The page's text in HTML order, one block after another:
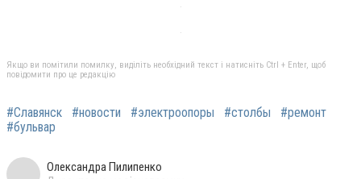
Якщо ви помітили помилку, виділіть необхідний текст і натисніть Ctrl + Enter, щоб
повідомити про це редакцію
#Славянск #новости #электроопоры #столбы
#ремонт
#бульвар
Олександра Пилипенко